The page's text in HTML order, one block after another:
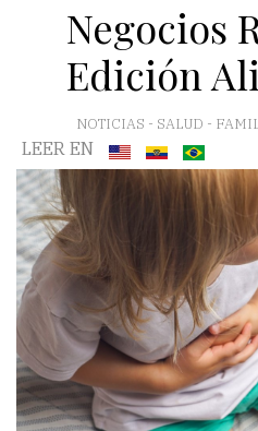
Negocios
Edición
NOTICIAS - SALUD -
LEER EN